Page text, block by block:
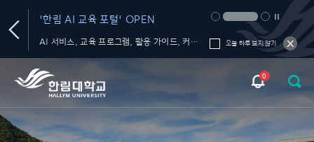
'한림 AI 교육 포털' OPEN
AI 서비스, 교육 프로그램, 활용 가이드, 커뮤니티를 한 곳에서!
생성형 AI 올인원
서비스' OPEN
오늘 하루 보지 않기
0